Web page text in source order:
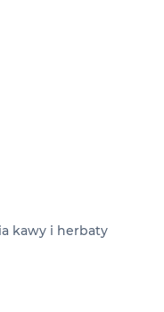
kawy i herbaty